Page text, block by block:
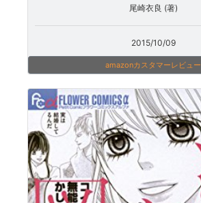
尾崎衣良 (著)
2015/10/09
amazonカスタマーレビュー